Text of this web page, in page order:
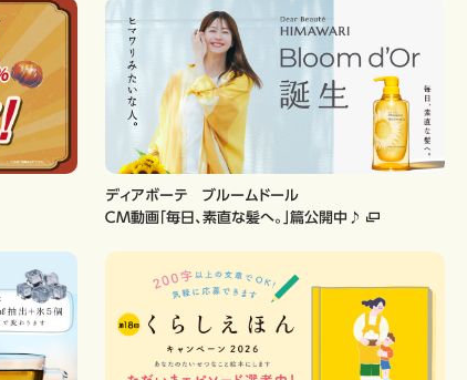
ディアボーテ ブルームドール
ＣＭ動画「毎日、素直な髪へ。」篇公開中♪